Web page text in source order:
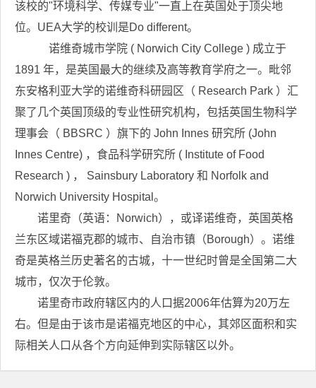
该校的"环境科学、传媒专业"一直上在英国处于顶尖地
位。UEA大学的校训是Do different。
诺维奇城市学院 ( Norwich City College ) 成立于
1891 年，是英国最大的继续及高等教育学府之一。毗邻
东安格利亚大学的诺维奇科研园区（ Research Park ）汇
聚了几个英国顶级的专业性研究机构，包括英国生物科学
理事会（ BBSRC ）旗下的 John Innes 研究所 (John
Innes Centre) ，食品科学研究所 ( Institute of Food
Research ) ， Sainsbury Laboratory 和 Norfolk and
Norwich University Hospital。
诺里奇（英语：Norwich），或译诺维奇，英国英格
兰东区域诺福克郡的城市、自治市镇（Borough）。诺维
奇是英格兰历史著名的古城，十一世纪时曾是全国第二大
城市，仅次于伦敦。
诺里奇市政府辖区内的人口据2006年估算为20万左
右。但是由于该市是诺福克地区的中心，其郊区面积和实
际相关人口从各个方向延伸到实际辖区以外。